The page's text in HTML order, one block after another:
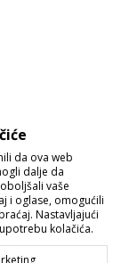
da ova web
dalje da
vaše
i oglase, omogućili
Nastavljajući
kolačića.